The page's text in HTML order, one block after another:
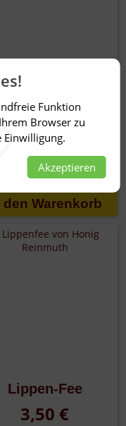
Funktion
Browser zu
Einwilligung.
Akzeptieren
Honigkuchen
2,95 €
8,43 € /1,00 kg
Lippen-Fee
3,50 €